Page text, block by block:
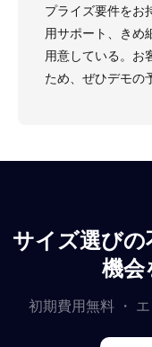
プライズ要件をお
用サポート、きめ
用意している。お
ため、ぜひデモの
サイズ選び
機会
初期費用無料 ・